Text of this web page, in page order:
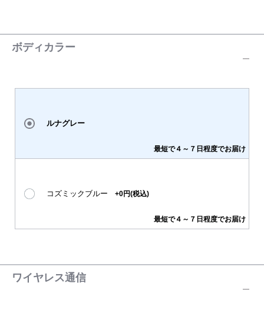
ボディカラー
最短で４～７日程度でお届け
ルナグレー
最短で４～７日程度でお届け
コズミックブルー +0円(税込)
ワイヤレス通信